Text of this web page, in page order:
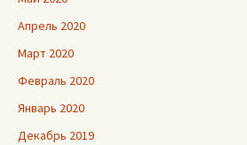
Апрель 2020
Март 2020
Февраль 2020
Январь 2020
Декабрь 2019